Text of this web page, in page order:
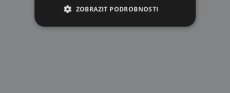
ZOBRAZIT PODROBNOSTI